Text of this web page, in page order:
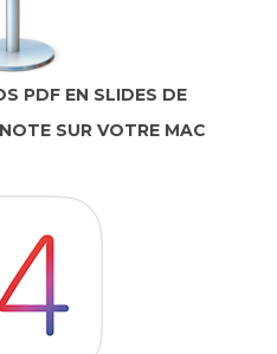
PDF EN SLIDES DE
SUR VOTRE MAC